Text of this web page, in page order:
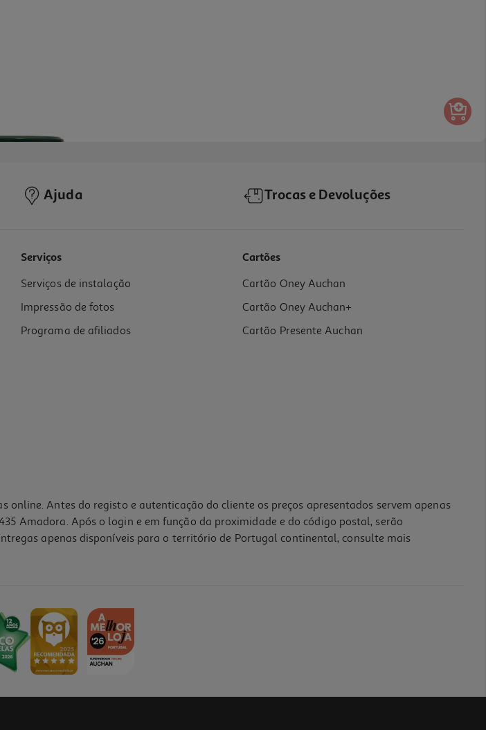
Ajuda Trocas e Devoluções
Serviços
Serviços de instalação
Impressão de fotos
Programa de afiliados
Cartões
Cartão Oney Auchan
Cartão Oney Auchan+
Cartão Presente Auchan
Antes do registo e autenticação do cliente os preços apresentados servem apenas
Amadora. Após o login e em função da proximidade e do código postal, serão
apenas disponíveis para o território de Portugal continental, consulte mais